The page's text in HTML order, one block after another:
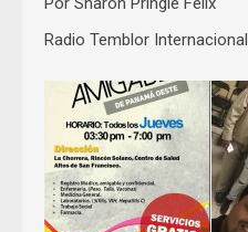
Radio Temblor Internacional